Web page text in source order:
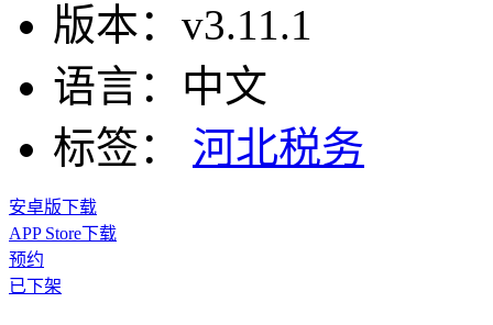
版本： v3.11.1
语言： 中文
标签：
河北税务
安卓版下载
APP Store下载
预约
已下架